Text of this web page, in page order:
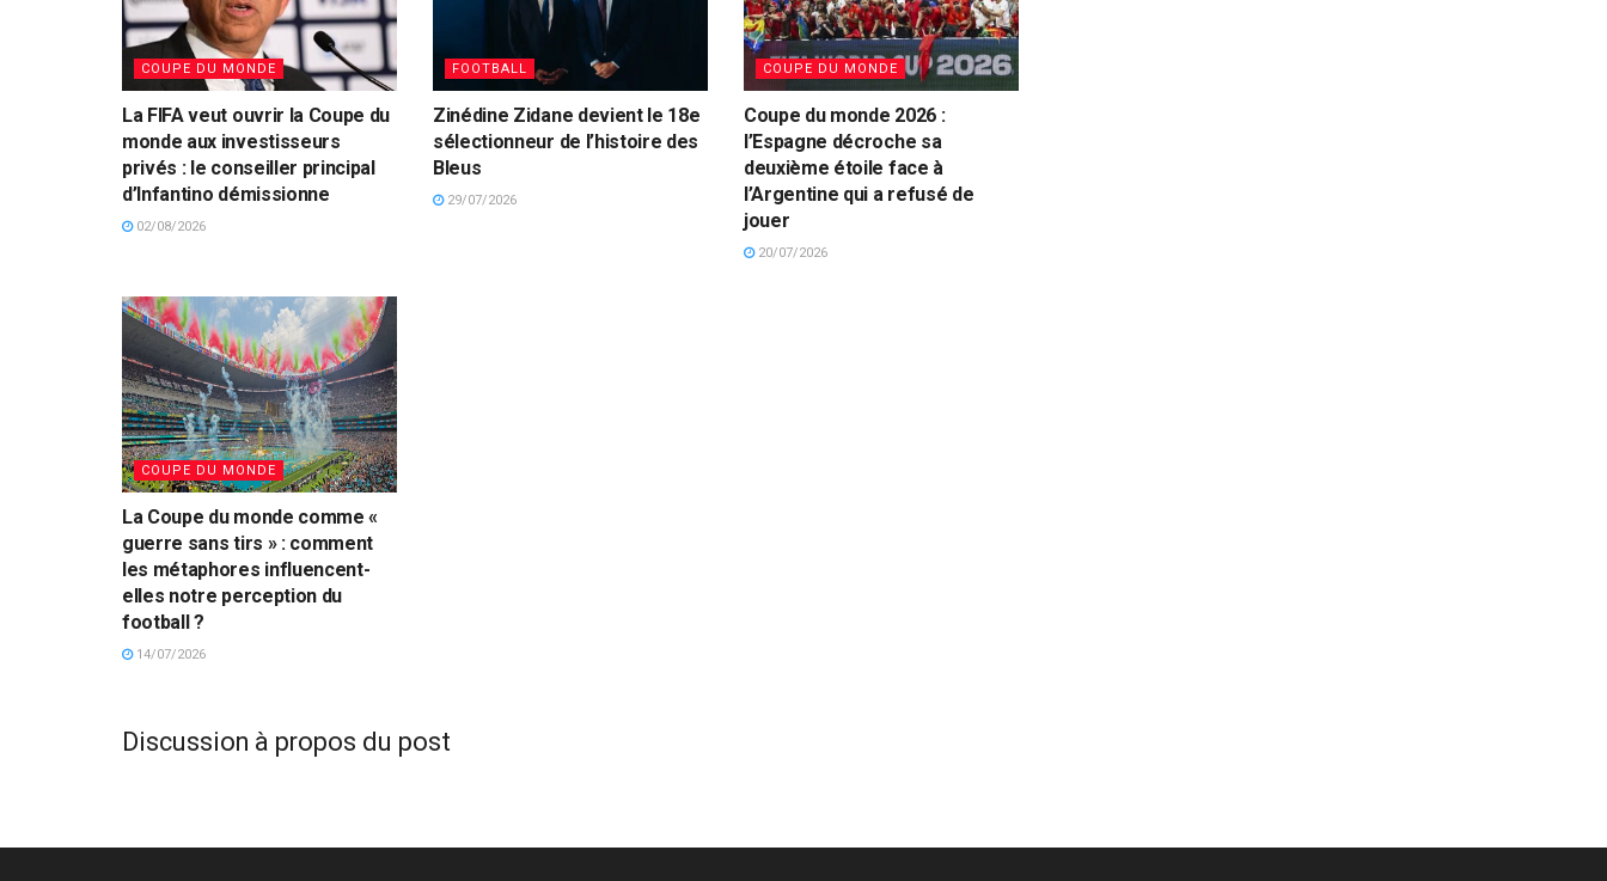
COUPE DU MONDE
La FIFA veut ouvrir la Coupe du
monde aux investisseurs
privés : le conseiller principal
d’Infantino démissionne
02/08/2026
FOOTBALL
Zinédine Zidane devient le 18e
sélectionneur de l’histoire des
Bleus
29/07/2026
COUPE DU MONDE
Coupe du monde 2026 :
l’Espagne décroche sa
deuxième étoile face à
l’Argentine qui a refusé de
jouer
20/07/2026
COUPE DU MONDE
La Coupe du monde comme «
guerre sans tirs » : comment
les métaphores influencent-
elles notre perception du
football ?
14/07/2026
Discussion à propos du post